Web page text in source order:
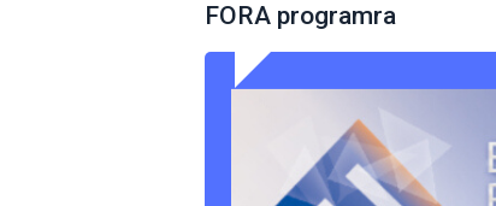
FORA programra